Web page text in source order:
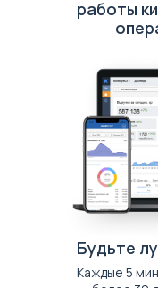
работы
Будьте
Каждые 5